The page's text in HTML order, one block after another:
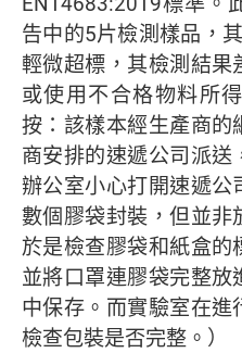
告中的5片檢測樣品，
輕微超標，其檢測結
或使用不合格物料所
按：該樣本經生產商的
商安排的速遞公司派
辦公室小心打開速遞公
數個膠袋封裝，但並非
於是檢查膠袋和紙盒的
並將口罩連膠袋完整
中保存。而實驗室在
檢查包裝是否完整。）